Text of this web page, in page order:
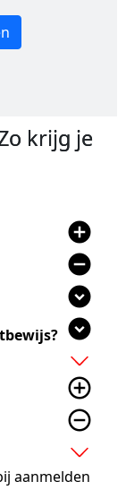
krijg je
add_circle
remove_circle
expand_circle_down
expand_circle_down
add
add_circle_outline
remove_circle_outline
expand_more
aanmelden